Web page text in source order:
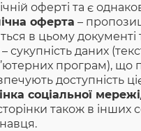
оферті та є
оферта –
в цьому документі
– сукупність даних
програм), що
доступність
соціальної
також в